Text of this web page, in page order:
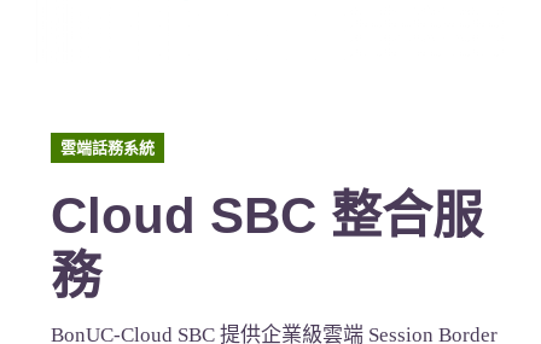
雲端話務系統
Cloud SBC 整合服
務
BonUC-Cloud SBC 提供企業級雲端 Session Border